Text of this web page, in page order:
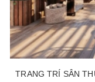
TRANG TRÍ SÂN